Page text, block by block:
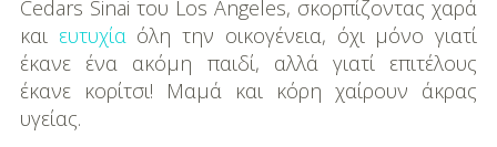
Βαπτίσεις
Σπίτι
Παιδικό Δωμάτιο
Cedars Sinai του Los Angeles, σκορπίζοντας χαρά
και ευτυχίαόλη την οικογένεια, όχι μόνο γιατί
έκανε ένα ακόμη παιδί, αλλά γιατί επιτέλους
έκανε κορίτσι! Μαμά και κόρη χαίρουν άκρας
υγείας.